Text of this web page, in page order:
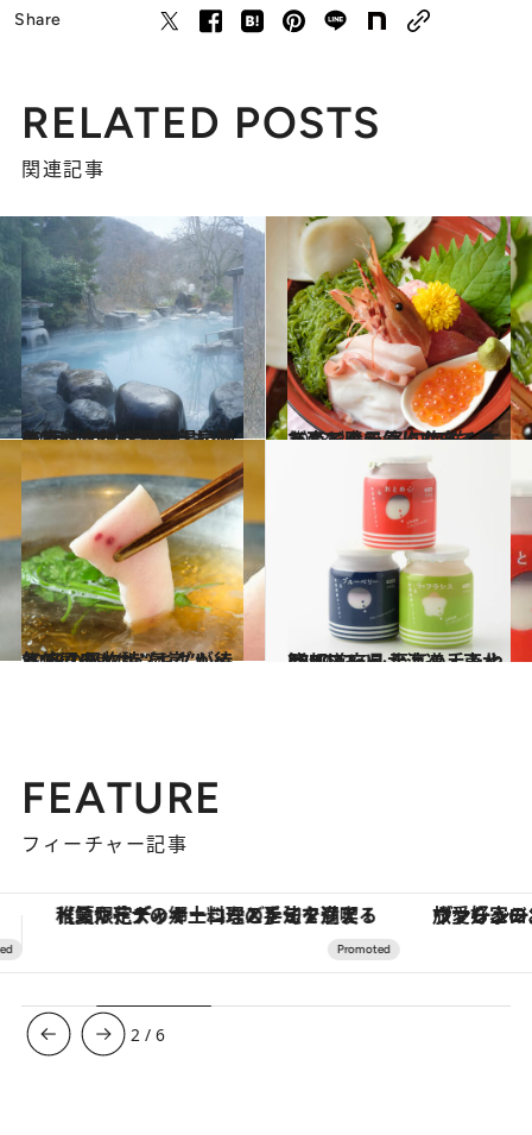
Share
RELATED POSTS
関連記事
2023.2.18
とろっとろの湯に身も心も癒やされる 鳴子温泉郷の“うなぎの湯”へ
旅＆お出かけ 2023.2.8
どんどん元気になってきた南三陸で 冬旬海鮮、エスニック、そしてワイン
旅＆お出かけ
2023.1.19
気仙沼のメカジキグルメと 冬の風物詩“氣嵐”が待っている
旅＆お出かけ 2022.12.27
47都道府県 至高の手みやげリスト ～北海道・東北篇 2023～
グルメ
FEATURE
フィーチャー記事
ヴァシュロン・コンスタンタン「オーヴァーシーズ・オートマティック」。旅愛好家のお気に入りコレクションから、ジェンダーレスな新作が登場
3 /6